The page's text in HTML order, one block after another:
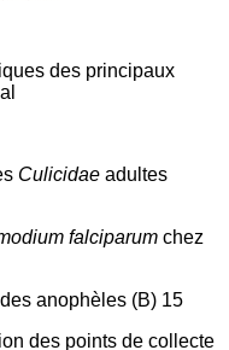
des principaux
Culicidae adultes
falciparum chez
anophèles (B) 15
des points de collecte